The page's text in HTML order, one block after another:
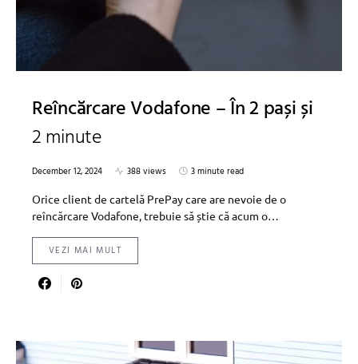
Reîncărcare Vodafone – În 2 pași și
2 minute
December 12, 2024 388 views
3 minute read
Orice client de cartelă PrePay care are nevoie de o
reîncărcare Vodafone, trebuie să știe că acum o…
VEZI MAI MULT